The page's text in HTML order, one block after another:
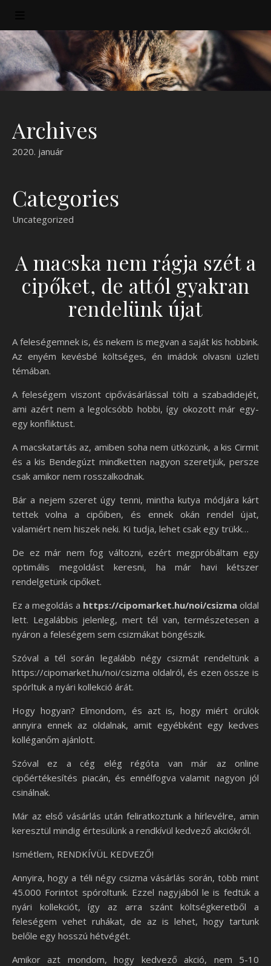
Archives
2020. január
Categories
Uncategorized
A macska nem rágja szét a
cipőket, de attól gyakran
rendelünk újat
A feleségemnek is, és nekem is megvan a saját kis hobbink.
Az enyém kevésbé költséges, én imádok olvasni üzleti
témában.
A feleségem viszont cipővásárlással tölti a szabadidejét,
ami azért nem a legolcsóbb hobbi, így okozott már egy-
egy konfliktust.
A macskatartás az, amiben soha nem ütközünk, a kis Cirmit
és a kis Bendegúzt mindketten nagyon szeretjük, persze
csak amikor nem rosszalkodnak.
Bár a nejem szeret úgy tenni, mintha kutya módjára kárt
tettek volna a cipőiben, és ennek okán rendel újat,
valamiért nem hiszek neki. Ki tudja, lehet csak egy trükk…
De ez már nem fog változni, ezért megpróbáltam egy
optimális megoldást keresni, ha már havi kétszer
rendelgetünk cipőket.
Ez a megoldás a https://cipomarket.hu/noi/csizma oldal
lett. Legalábbis jelenleg, mert tél van, természetesen a
nyáron a feleségem sem csizmákat böngészik.
Szóval a tél során legalább négy csizmát rendeltünk a
https://cipomarket.hu/noi/csizma oldalról, és ezen össze is
spórltuk a nyári kollekció árát.
Hogy hogyan? Elmondom, és azt is, hogy miért örülök
annyira ennek az oldalnak, amit egyébként egy kedves
kolléganőm ajánlott.
Szóval ez a cég elég régóta van már az online
cipőértékesítés piacán, és ennélfogva valamit nagyon jól
csinálnak.
Már az első vásárlás után feliratkoztunk a hírlevélre, amin
keresztül mindig értesülünk a rendkívül kedvező akciókról.
Ismétlem, RENDKÍVÜL KEDVEZŐ!
Annyira, hogy a téli négy csizma vásárlás során, több mint
45.000 Forintot spóroltunk. Ezzel nagyjából le is fedtük a
nyári kollekciót, így az arra szánt költségkeretből a
feleségem vehet ruhákat, de az is lehet, hogy tartunk
belőle egy hosszú hétvégét.
Amikor azt mondom, hogy kedvező akció, nem 5-10